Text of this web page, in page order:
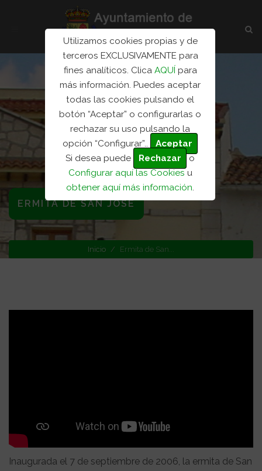
Utilizamos cookies propias y de
terceros EXCLUSIVAMENTE para
fines analíticos. Clica AQUÍ para
más información. Puedes aceptar
todas las cookies pulsando el
botón “Aceptar” o configurarlas o
rechazar su uso pulsando la
opción “Configurar”..
Aceptar
Si desea puede
Rechazar
o
Configurar aquí las Cookies u
obtener aquí más información.
ERMITA DE SAN JOSÉ
Inicio Ermita de San...
Inaugurada el 7 de septiembre de 2006, la ermita de San